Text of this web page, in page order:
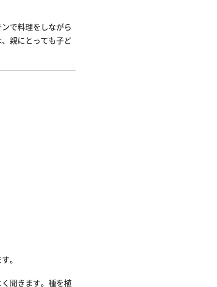
で料理をしながら
親にとっても子ど
。
聞きます。種を植